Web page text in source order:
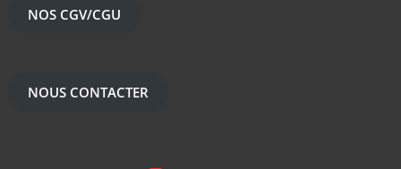
NOS CGV/CGU
NOUS CONTACTER